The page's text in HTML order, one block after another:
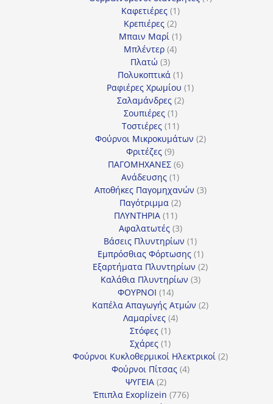
Καφετιέρες 11
προϊόν
Κρεπιέρες 22
προϊόντα
Μπαιν Μαρί 11
Μπλέντερ 44
Πλατώ 33
προϊόντα
Πολυκοπτικά 11
προϊόν
Ραφιέρες Χρωμίου 11
Σαλαμάνδρες 22
Σουπιέρες 11
προϊόν
Τοστιέρες 1111
προϊόντα
Φούρνοι Μικροκυμάτων 22
Φριτέζες 99
προϊόντα
ΠΑΓΟΜΗΧΑΝΕΣ 66
Ανάδευσης 11
προϊόν
Αποθήκες Παγομηχανών 33
Παγότριμμα 22
ΠΛΥΝΤΗΡΙΑ 1111
προϊόντα
Αφαλατωτές 33
προϊόντα
Βάσεις Πλυντηρίων 11
προϊόν
Εμπρόσθιας Φόρτωσης 11
προϊόν
Εξαρτήματα Πλυντηρίων 22
Καλάθια Πλυντηρίων 33
ΦΟΥΡΝΟΙ 1414
προϊόντα
Καπέλα Απαγωγής Ατμών 22
Λαμαρίνες 44
Στόφες 11
προϊόν
Σχάρες 11
προϊόν
Φούρνοι Κυκλοθερμικοί Ηλεκτρικοί 22
Φούρνοι Πίτσας 44
ΨΥΓΕΙΑ 22
προϊόντα
Έπιπλα Exoplizein 776776